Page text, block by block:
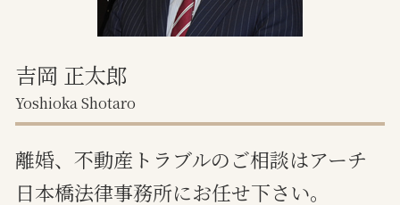
任意売却 期間
吉岡 正太郎
Yoshioka Shotaro
離婚、不動産トラブルのご相談はアーチ
日本橋法律事務所にお任せ下さい。